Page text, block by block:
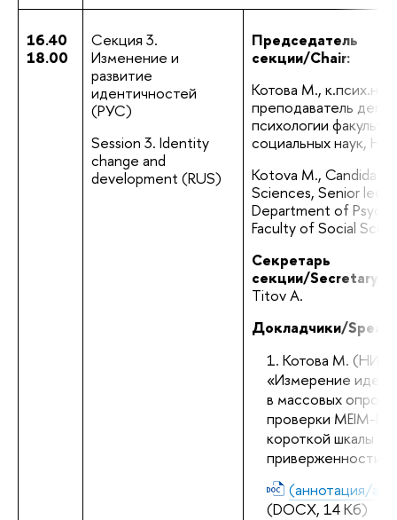
16.40
18.00
Секция 3.
Изменение и
развитие
идентичностей
(РУС)
Session 3. Identity
change and
development (RUS)
Председатель
секции/Chair:
Котова М., к.псих.н.,
преподаватель
психологии
социальных наук,
Kotova M.,
Sciences, Senior
Department of
Faculty of Social
Секретарь
секции/Secretary:
Titov A.
Докладчики/
Котова М.
«Измерение
в массовых
проверки MEIM-R
короткой шкалы
приверженности
(аннотация/
(DOCX, 14 Кб)